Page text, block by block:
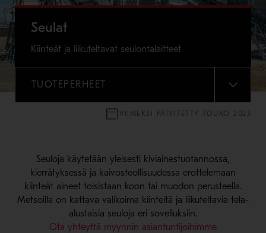
Seulat
Kiinteät ja liikuteltavat seulontalaitteet
TUOTEPERHEET
VALIKKO
VIIMEKSI PÄIVITETTY TOUKO 2023
Seuloja käytetään yleisesti kiviainestuotannossa,
kierrätyksessä ja kaivosteollisuudessa erottelemaan
kiinteät aineet toisistaan koon tai muodon perusteella.
Metsoilla on kattava valikoima kiinteitä ja liikuteltavia tela-
alustaisia seuloja eri sovelluksiin.
Ota yhteyttä myynnin asiantuntijoihimme